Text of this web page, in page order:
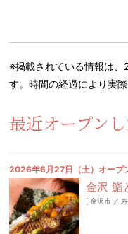
※掲載されている情報は
す。時間の経過により実
最近オープン
2026年6月27日（土）オープ
金沢 鮨
[金沢市 ／